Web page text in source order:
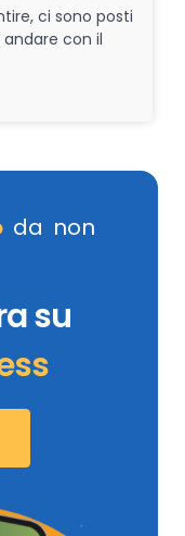
ci sono posti
andare con il
da non
su